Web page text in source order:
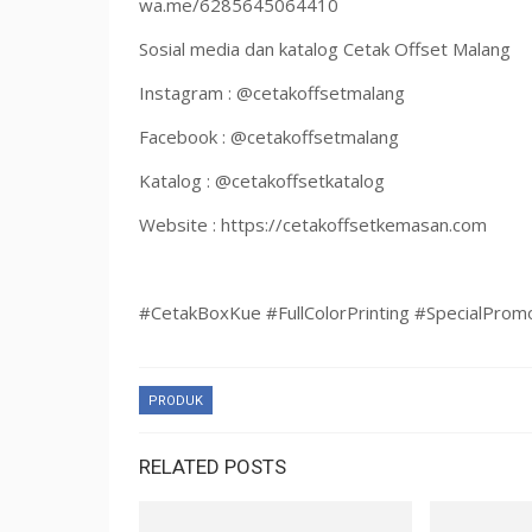
wa.me/6285645064410
Sosial media dan katalog Cetak Offset Malang
Instagram : @cetakoffsetmalang
Facebook : @cetakoffsetmalang
Katalog : @cetakoffsetkatalog
Website : https://cetakoffsetkemasan.com
#CetakBoxKue #FullColorPrinting
PRODUK
RELATED POSTS